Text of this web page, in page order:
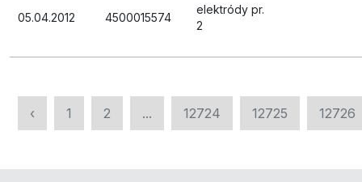
05.04.2012 4500015574
elektródy pr.
2
‹ 1 2 ... 12724 12725 12726